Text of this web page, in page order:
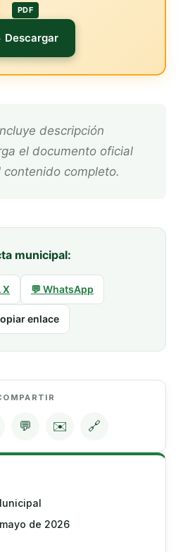
PDF
Descargar
el documento oficial
completo.
municipal:
X 💬 WhatsApp
enlace
💬 ✉️ 🔗
de 2026